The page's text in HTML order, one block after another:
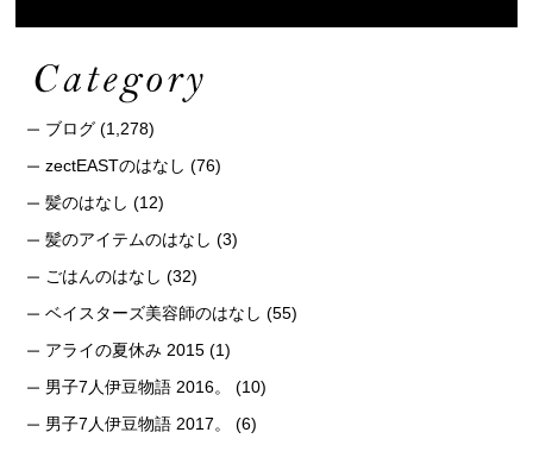
ブログ (1,278)
zectEASTのはなし (76)
髪のはなし (12)
髪のアイテムのはなし (3)
ごはんのはなし (32)
ベイスターズ美容師のはなし (55)
アライの夏休み 2015 (1)
男子7人伊豆物語 2016。
(10)
男子7人伊豆物語 2017。
(6)